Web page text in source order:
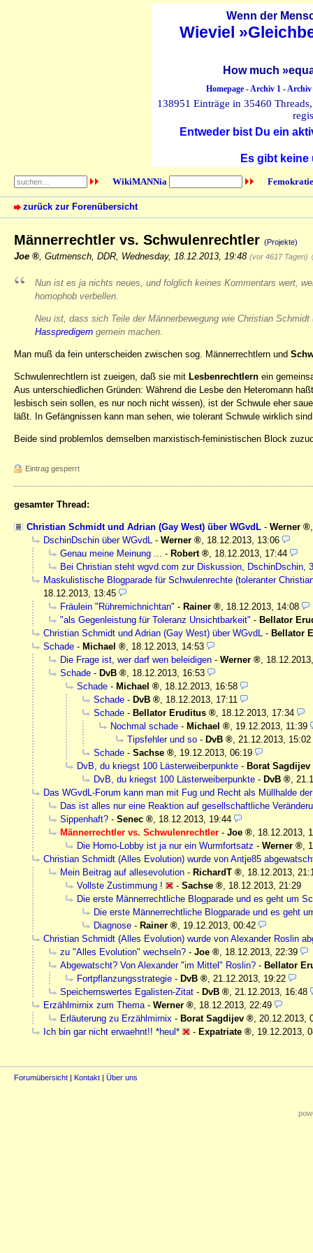
Wenn der
Wieviel
How much
Homepage-Archiv 1-Archiv
138951 Einträge in 35460
Entweder bist Du ein
Es gibt
WikiMANNia
zurück zur Forenübersicht
Männerrechtler vs. Schwulenrechtler (Projekte)
Joe Gutmensch, DDR Wednesday, 18.12.2013, 19:48 (vor 4617 Tagen)
Nun ist es ja nichts neues, und folglich keines Kommentars wert,
homophob verbellen.
Neu ist, dass sich Teile der Männerbewegung wie Christian
Hasspredigern gemein machen.
Man muß da fein unterscheiden zwischen sog. Männerrechtlern und
Schwulenrechtlern ist zueigen, daß sie mit Lesbenrechtlern ein
Aus unterschiedlichen Gründen: Während die Lesbe den Heteromann
lesbisch sein sollen, es nur noch nicht wissen), ist der Schwule eher
läßt. In Gefängnissen kann man sehen, wie tolerant Schwule wirklich
Beide sind problemlos demselben marxistisch-feministischen Block
Eintrag gesperrt
gesamter Thread:
Christian Schmidt und Adrian (Gay West) über WGvdL - Werner
DschinDschin über WGvdL - Werner , 18.12.2013, 13:06
Genau meine Meinung ... - Robert , 18.12.2013, 17:44
Bei Christian steht wgvd.com zur Diskussion, DschinDschin,
Maskulistische Blogparade für Schwulenrechte (toleranter
18.12.2013, 13:45
Fräulein "Rühremichnichtan" - Rainer , 18.12.2013, 14:08
"als Gegenleistung für Toleranz Unsichtbarkeit" - Bellator
Christian Schmidt und Adrian (Gay West) über WGvdL - Bellator
Schade - Michael , 18.12.2013, 14:53
Die Frage ist, wer darf wen beleidigen - Werner ,
Schade - DvB , 18.12.2013, 16:53
Schade - Michael , 18.12.2013, 16:58
Schade - DvB , 18.12.2013, 17:11
Schade - Bellator Eruditus , 18.12.2013, 17:34
Nochmal schade - Michael , 19.12.2013, 11:39
Tipsfehler und so - DvB , 21.12.2013, 15:02
Schade - Sachse , 19.12.2013, 06:19
DvB, du kriegst 100 Lästerweiberpunkte - Borat Sagdijev
DvB, du kriegst 100 Lästerweiberpunkte - DvB ,
Das WGvdL-Forum kann man mit Fug und Recht als Müllhalde
Das ist alles nur eine Reaktion auf gesellschaftliche
Sippenhaft? - Senec , 18.12.2013, 19:44
Männerrechtler vs. Schwulenrechtler - Joe , 18.12.2013,
Die Homo-Lobby ist ja nur ein Wurmfortsatz - Werner ,
Christian Schmidt (Alles Evolution) wurde von Antje85
Mein Beitrag auf allesevolution - RichardT , 18.12.2013,
Vollste Zustimmung !
- Sachse , 18.12.2013, 21:29
Die erste Männerrechtliche Blogparade und es geht um
Die erste Männerrechtliche Blogparade und es geht
Diagnose - Rainer , 19.12.2013, 00:42
Christian Schmidt (Alles Evolution) wurde von Alexander Roslin
zu "Alles Evolution" wechseln? - Joe , 18.12.2013, 22:39
Abgewatscht? Von Alexander "im Mittel" Roslin? - Bellator
Fortpflanzungsstrategie - DvB , 21.12.2013, 19:22
Speichernswertes Egalisten-Zitat - DvB , 21.12.2013, 16:48
Erzählmirnix zum Thema- Werner , 18.12.2013, 22:49
Erläuterung zu Erzählmirnix - Borat Sagdijev , 20.12.2013,
Ich bin gar nicht erwaehnt!! *heul*
- Expatriate , 19.12.2013,
Forumübersicht | Kontakt | Über uns